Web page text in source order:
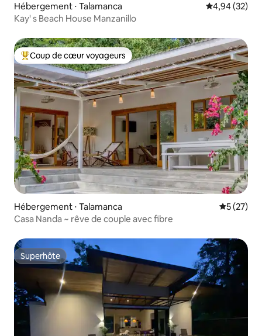
Hébergement ⋅ Talamanca Évaluation
4,94 (32)
Kay' s Beach House Manzanillo
Coups de cœur voyageurs les plus appréciés
Coup de cœur voyageurs
Hébergement ⋅ Talamanca
5 (27)
Casa Nanda ~ rêve de couple avec fibre
Superhôte
Superhôte